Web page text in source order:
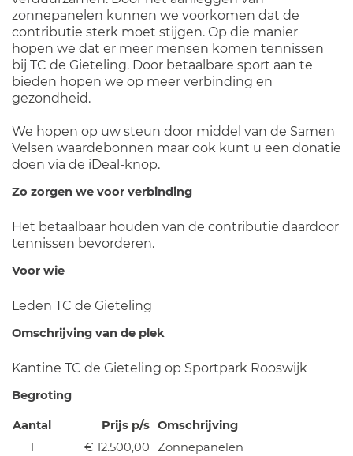
zonnepanelen kunnen we voorkomen dat de
contributie sterk moet stijgen. Op die manier
hopen we dat er meer mensen komen tennissen
bij TC de Gieteling. Door betaalbare sport aan te
bieden hopen we op meer verbinding en
gezondheid.
We hopen op uw steun door middel van de Samen
Velsen waardebonnen maar ook kunt u een donatie
doen via de iDeal-knop.
Zo zorgen we voor verbinding
Het betaalbaar houden van de contributie daardoor
tennissen bevorderen.
Voor wie
Leden TC de Gieteling
Omschrijving van de plek
Kantine TC de Gieteling op Sportpark Rooswijk
Begroting
Aantal Prijs p/s Omschrijving
1
€ 12.500,00 Zonnepanelen